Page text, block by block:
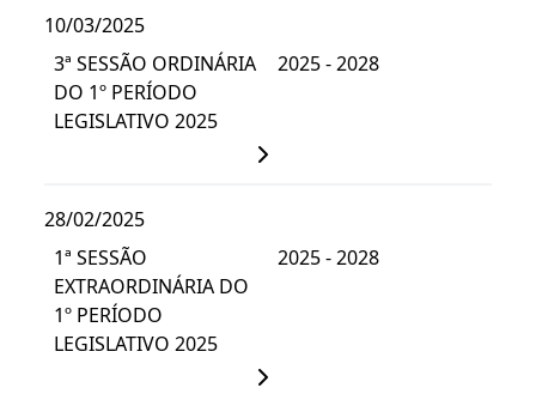
10/03/2025
3ª SESSÃO ORDINÁRIA
DO 1º PERÍODO
LEGISLATIVO 2025
2025 - 2028
28/02/2025
1ª SESSÃO
EXTRAORDINÁRIA DO
1º PERÍODO
LEGISLATIVO 2025
2025 - 2028